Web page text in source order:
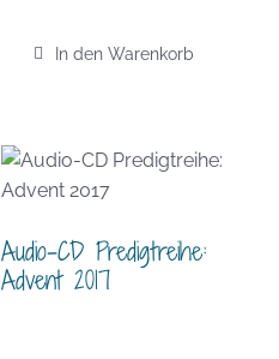
In den Warenkorb
Audio-CD Predigtreihe:
Advent 2017